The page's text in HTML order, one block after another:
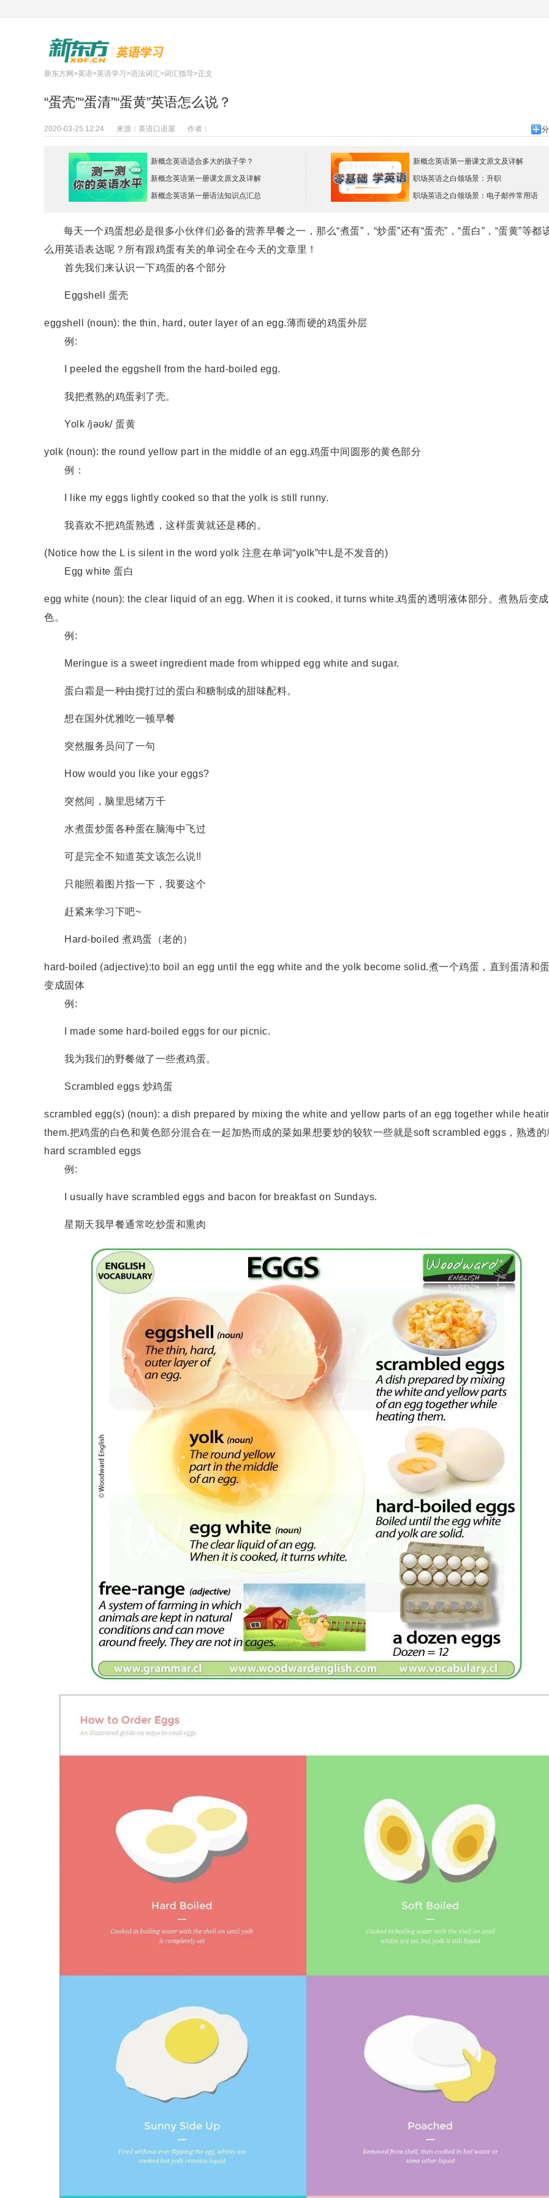
新东方网>英语>英语学习 >语法词汇>词汇指导>正文
“蛋壳”“蛋清”“蛋黄”英语怎么说？
2020-03-25 12:24 来源： 英语口语屋 作者：
新概念英语适合多大的孩子学？
新概念英语第一册课文原文及详解
新概念英语第一册语法知识点汇总
新概念英语第一册课文原文及详解
职场英语之白领场景：升职
职场英语之白领场景：电子邮件常用语
每天一个鸡蛋想必是很多小伙伴们必备的营养早餐之一，那么“煮蛋”，“炒蛋”还有“蛋壳”，“蛋白”，“蛋黄”等都
么用英语表达呢？所有跟鸡蛋有关的单词全在今天的文章里！
首先我们来认识一下鸡蛋的各个部分
Eggshell 蛋壳
eggshell (noun): the thin, hard, outer layer of an egg.薄而硬的鸡蛋外层
例:
I peeled the eggshell from the hard-boiled egg.
我把煮熟的鸡蛋剥了壳。
Yolk /jəʊk/ 蛋黄
yolk (noun): the round yellow part in the middle of an egg.鸡蛋中间圆形的黄色部分
例：
I like my eggs lightly cooked so that the yolk is still runny.
我喜欢不把鸡蛋熟透，这样蛋黄就还是稀的。
(Notice how the L is silent in the word yolk 注意在单词“yolk”中L是不发音的)
Egg white 蛋白
egg white (noun): the clear liquid of an egg. When it is cooked, it turns white.鸡蛋的透明液体部分。煮熟后变
色。
例:
Meringue is a sweet ingredient made from whipped egg white and sugar.
蛋白霜是一种由搅打过的蛋白和糖制成的甜味配料。
想在国外优雅吃一顿早餐
突然服务员问了一句
How would you like your eggs?
突然间，脑里思绪万千
水煮蛋炒蛋各种蛋在脑海中飞过
可是完全不知道英文该怎么说!!
只能照着图片指一下，我要这个
赶紧来学习下吧~
Hard-boiled 煮鸡蛋（老的）
hard-boiled (adjective):to boil an egg until the egg white and the yolk become solid.煮一个鸡蛋，直到蛋清和
变成固体
例:
I made some hard-boiled eggs for our picnic.
我为我们的野餐做了一些煮鸡蛋。
Scrambled eggs 炒鸡蛋
scrambled egg(s) (noun): a dish prepared by mixing the white and yellow parts of an egg together while
them.把鸡蛋的白色和黄色部分混合在一起加热而成的菜如果想要炒的较软一些就是soft scrambled eggs，熟透的
hard scrambled eggs
例:
I usually have scrambled eggs and bacon for breakfast on Sundays.
星期天我早餐通常吃炒蛋和熏肉